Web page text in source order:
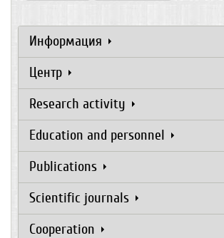
Информация
Центр
Research activity
Education and personnel
Publications
Scientific journals
Cooperation